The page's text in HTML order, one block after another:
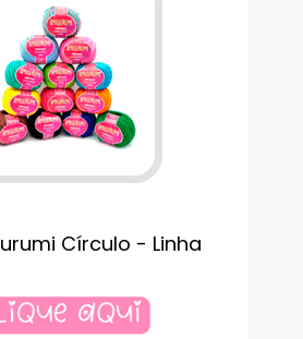
Círculo - Linha